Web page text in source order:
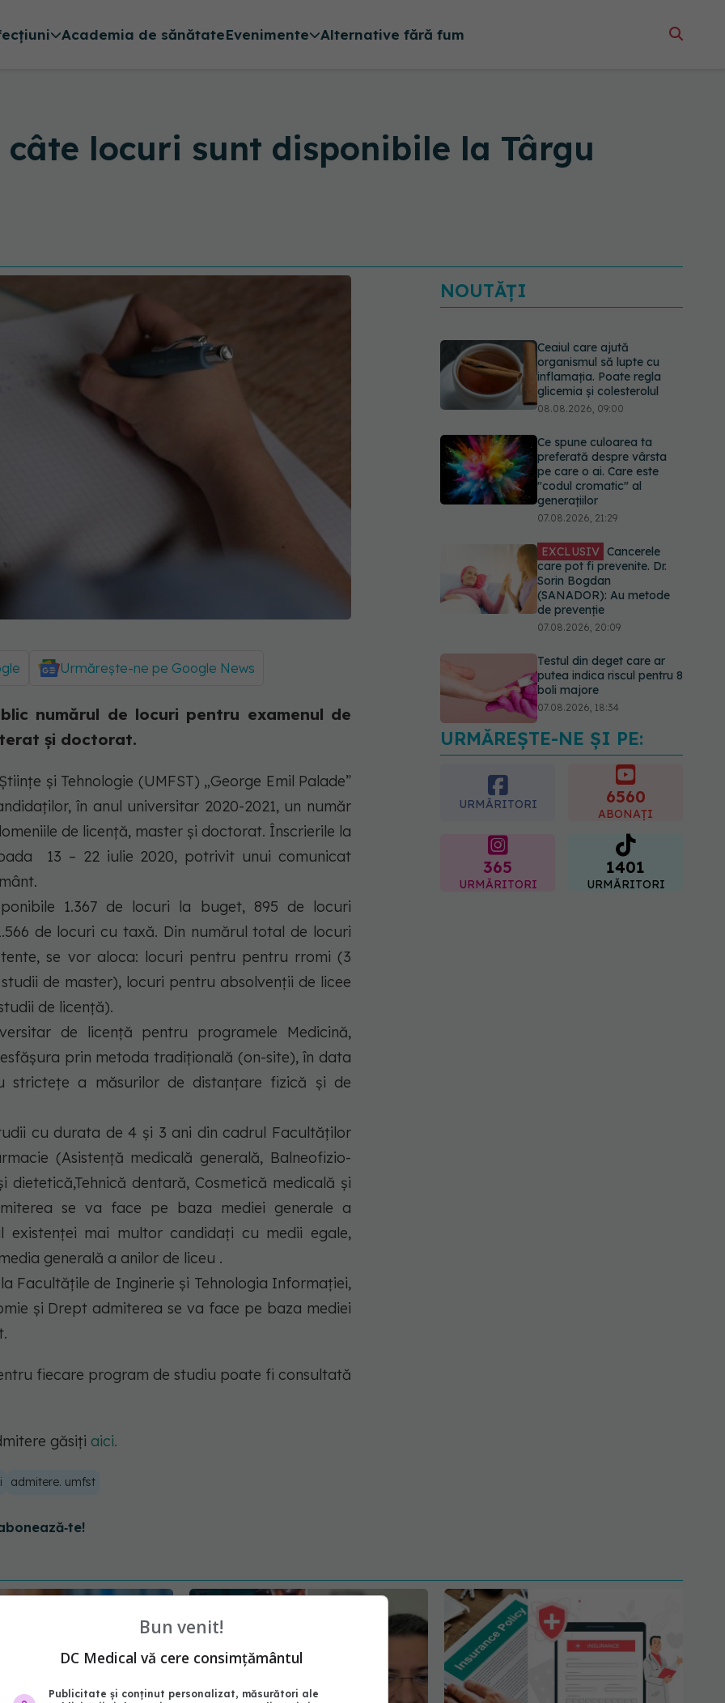
Academia de sănătateEvenimente Alternative fără fum
locuri sunt disponibile la Târgu
Urmărește-ne pe Google News
numărul de locuri pentru examenul de
și doctorat.
și Tehnologie (UMFST) „George Emil Palade”
în anul universitar 2020-2021, un număr
de licență, master și doctorat. Înscrierile la
13 – 22 iulie 2020, potrivit unui comunicat
1.367 de locuri la buget, 895 de locuri
de locuri cu taxă. Din numărul total de locuri
se vor aloca: locuri pentru pentru rromi (3
de master), locuri pentru absolvenții de licee
de licență).
de licență pentru programele Medicină,
prin metoda tradițională (on-site), în data
strictețe a măsurilor de distanțare fizică și de
cu durata de 4 și 3 ani din cadrul Facultăților
(Asistență medicală generală, Balneofizio-
dentară, Cosmetică medicală și
se va face pe baza mediei generale a
existenței mai multor candidați cu medii egale,
generală a anilor de liceu .
Facultățile de Inginerie și Tehnologia Informației,
și Drept admiterea se va face pe baza mediei
fiecare program de studiu poate fi consultată
găsiți aici.
admitere. umfst
NOUTĂȚI
Ceaiul care ajută
organismul să lupte cu
inflamația. Poate regla
glicemia și colesterolul
08.08.2026, 09:00
Ce spune culoarea ta
preferată despre vârsta
pe care o ai. Care este
"codul cromatic" al
generațiilor
07.08.2026, 21:29
EXCLUSIV Cancerele
care pot fi prevenite. Dr.
Sorin Bogdan
(SANADOR): Au metode
de prevenție
07.08.2026, 20:09
Testul din deget care ar
putea indica riscul pentru 8
boli majore
07.08.2026, 18:34
Fereastra alimentară de
opt ore ar putea ajuta
creierul femeilor de peste
08.08.2026, 10:00
URMĂREȘTE-NE ȘI PE:
URMĂRITORI 6560
ABONAȚI
365
URMĂRITORI
1401
URMĂRITORI
Bun venit!
DC Medical vă cere consimțământul
Publicitate și conținut personalizat, măsurători ale